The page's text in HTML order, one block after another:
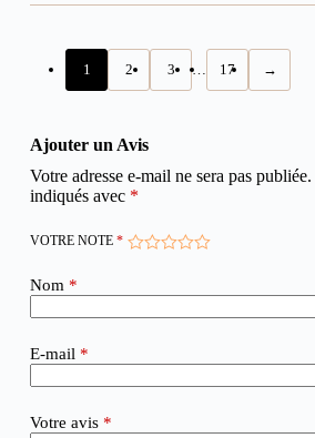
1 2 3 … 17 →
Ajouter un Avis
Votre adresse e-mail ne sera pas publiée.
indiqués avec *
VOTRE NOTE *
Nom*
E-mail*
Votre avis *